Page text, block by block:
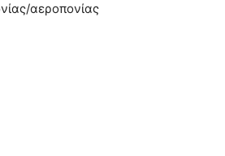
αεροπονίας